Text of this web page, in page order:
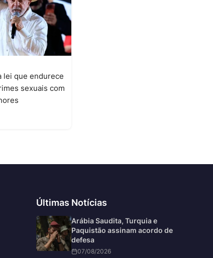
lei que endurece
sexuais com
Últimas Notícias
Arábia Saudita, Turquia e
Paquistão assinam acordo de
defesa
07/08/2026